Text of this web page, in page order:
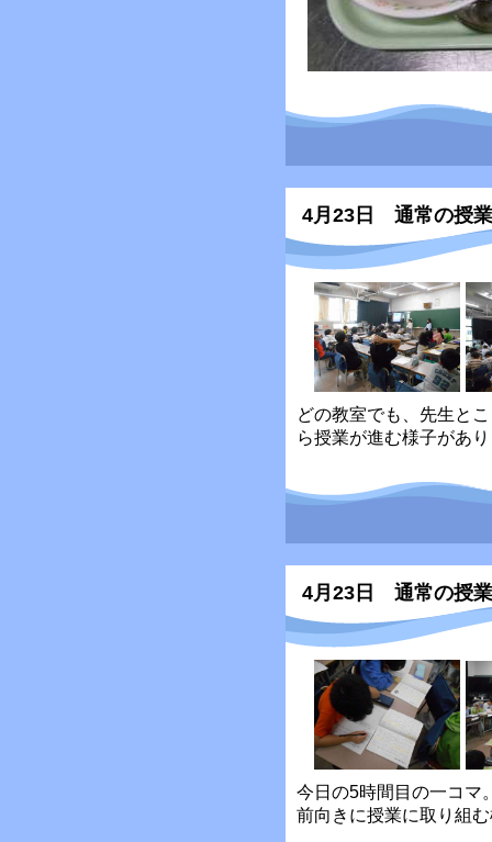
4月23日 通常の授
どの教室でも、先生と
ら授業が進む様子があ
4月23日 通常の授
今日の5時間目の一コマ
前向きに授業に取り組